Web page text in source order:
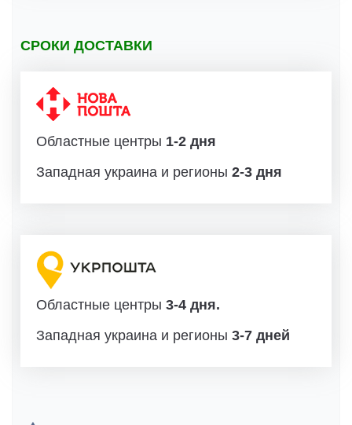
СРОКИ ДОСТАВКИ
Областные центры 1-2 дня
Западная украина и регионы 2-3 дня
Областные центры 3-4 дня.
Западная украина и регионы 3-7 дней